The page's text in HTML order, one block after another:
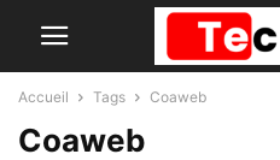
Accueil Tags Coaweb
Coaweb